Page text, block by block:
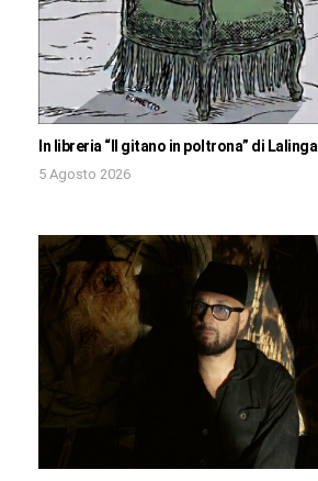
In libreria “Il gitano in poltrona” di Lalinga
5 Agosto 2026